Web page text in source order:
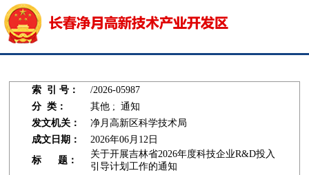
索 引 号：
/2026-05987
分 类：
其他 ; 通知
发文机关：
净月高新区科学技术局
成文日期：
2026年06月12日
标 题：
关于开展吉林省2026年度科技企业R&D投入
引导计划工作的通知